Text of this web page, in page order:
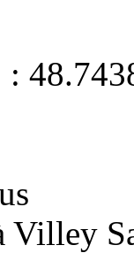
:
Villey